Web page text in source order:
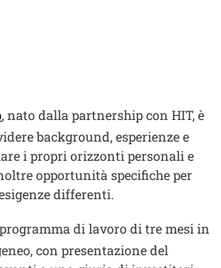
link in una nuova finestra
Apri il link in una nuova finestra
, nato dalla partnership con HIT, è
background, esperienze e
i propri orizzonti personali e
opportunità specifiche per
differenti.
programma di lavoro di tre mesi in
con presentazione del